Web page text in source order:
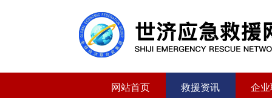
网站首页 救援资讯 企